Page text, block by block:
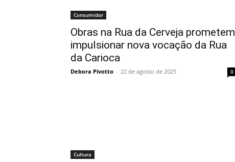
Consumidor
Obras na Rua da Cerveja prometem
impulsionar nova vocação da Rua
da Carioca
Debora Pivotto - 22 de agosto de 2025 0
Cultura